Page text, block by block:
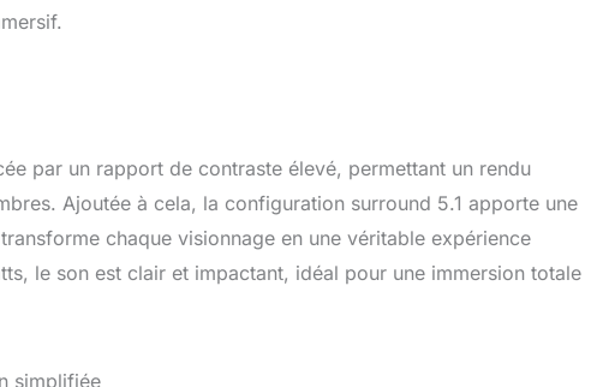
par un rapport de contraste élevé, permettant un rendu
Ajoutée à cela, la configuration surround 5.1 apporte une
chaque visionnage en une véritable expérience
le son est clair et impactant, idéal pour une immersion totale
simplifiée